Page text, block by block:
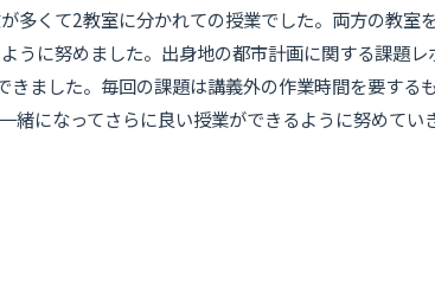
多くて2教室に分かれての授業でした。両方の教室
うに努めました。出身地の都市計画に関する課題
ました。毎回の課題は講義外の作業時間を要す
緒になってさらに良い授業ができるように努めてい